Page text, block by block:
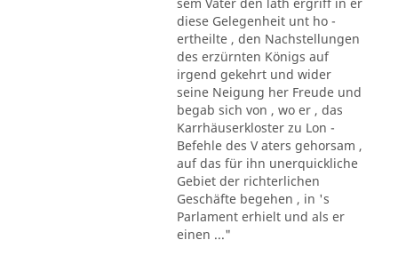
sem Vater den lath ergriff in er
diese Gelegenheit unt ho -
ertheilte , den Nachstellungen
des erzürnten Königs auf
irgend gekehrt und wider
seine Neigung her Freude und
begab sich von , wo er , das
Karrhäuserkloster zu Lon -
Befehle des V aters gehorsam ,
auf das für ihn unerquickliche
Gebiet der richterlichen
Geschäfte begehen , in 's
Parlament erhielt und als er
einen ..."